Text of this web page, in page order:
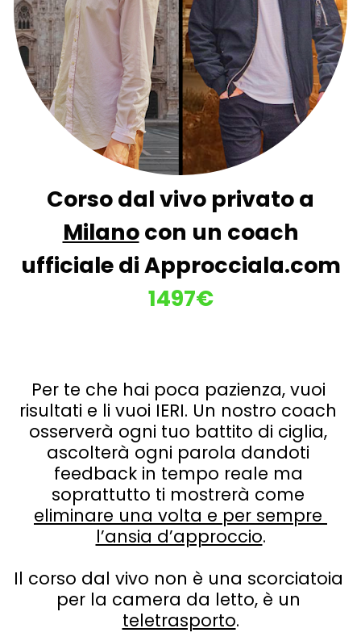
Corso dal vivo privato a
Milano con un coach
ufficiale di Approcciala.com
1497€
Per te che hai poca pazienza, vuoi
risultati e li vuoi IERI. Un nostro coach
osserverà ogni tuo battito di ciglia,
ascolterà ogni parola dandoti
feedback in tempo reale ma
eliminare una volta e per sempre
l’ansia d’approccio.
Il corso dal vivo non è una scorciatoia
teletrasporto.